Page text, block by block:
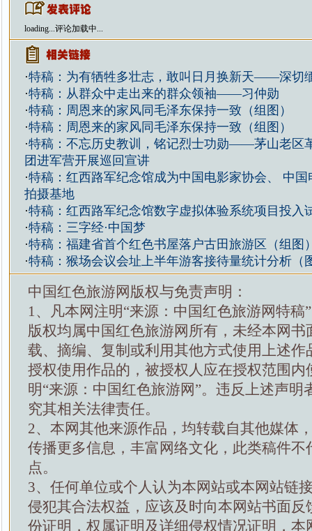
loading...评论加载中...
·特稿：为有牺牲多壮志，敢叫日月换新天——深切
·特稿：从群众中走出来的群众领袖——习仲勋
·特稿：周恩来的家风同毛泽东保持一致（组图）
·特稿：周恩来的家风同毛泽东保持一致（组图）
·特稿：不忘历史教训，铭记烈士功勋——茅山老区
团进军营开展巡回宣讲
·特稿：红西路军纪念馆成为中国电影家协会、 中国
拍摄基地
·特稿：红西路军纪念馆数字虚拟体验系统项目投入
·特稿：三字经·中国梦
·特稿：福建省首个红色书屋落户古田旅游区（组图
·特稿：猴场会议会址上半年游客接待量统计分析（
中国红色旅游网版权与免责声明：
1、凡本网注明“来源：中国红色旅游网特稿
版权均属中国红色旅游网所有，未经本网书
载、摘编、复制或利用其他方式使用上述作
授权使用作品的，被授权人应在授权范围内
明“来源：中国红色旅游网”。违反上述声明
究其相关法律责任。
2、本网其他来源作品，均转载自其他媒体
传播更多信息，丰富网络文化，此类稿件不
点。
3、任何单位或个人认为本网站或本网站链
侵犯其合法权益，应该及时向本网站书面反
份证明，权属证明及详细侵权情况证明，本